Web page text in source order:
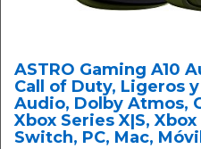
ASTRO Gaming A10
Call of Duty, Ligeros
Audio, Dolby Atmos,
Xbox Series X|S, Xbox
Switch, PC, Mac,